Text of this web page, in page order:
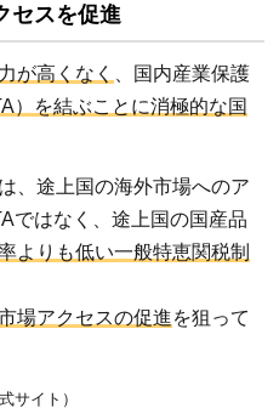
セスを促進
が高くなく
、国内産業保護
）を結ぶことに消極的な国
、途上国の海外市場へのア
ではなく、途上国の国産品
よりも低い一般特恵関税制
場アクセスの促進を狙って
サイト）